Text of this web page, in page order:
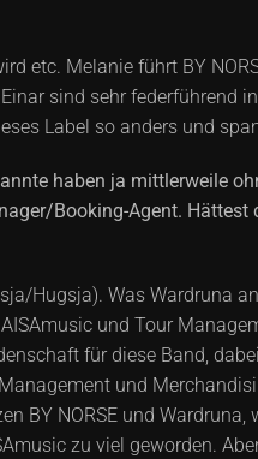
etc. Melanie führt BY
sind sehr federführend
Label so anders und
haben ja mittlerweile
Booking-Agent. Hättest
Hugsja). Was Wardruna
und Tour
für diese Band,
und
BY NORSE und
zu viel geworden.